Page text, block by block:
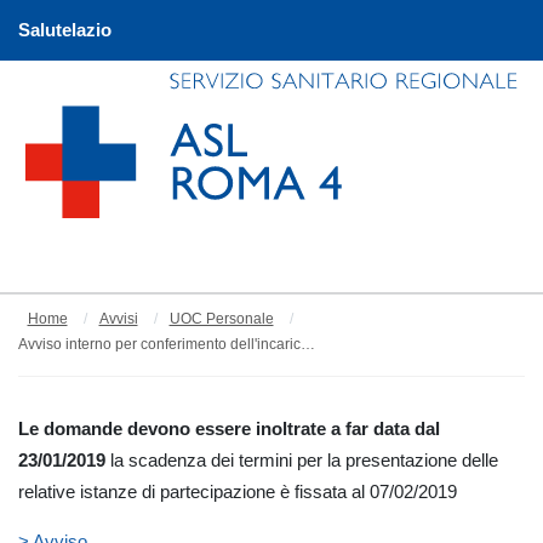
Salutelazio
Home Avvisi
UOC Personale
Avviso interno per conferimento dell'incarico di coordinamento dell'area funzionale risorse strumentali. (C.I. prot. n. 7957 del 18/01/2019).
Le domande devono essere inoltrate a far data dal
23/01/2019 la scadenza dei termini per la presentazione delle
relative istanze di partecipazione è fissata al 07/02/2019